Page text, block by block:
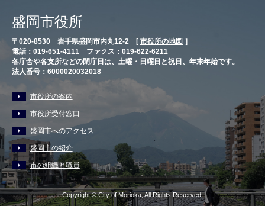
盛岡市役所
〒020-8530 岩手県盛岡市内丸12-2 [ 市役所の地図 ］
電話：019-651-4111 ファクス：019-622-6211
各庁舎や各支所などの閉庁日は、土曜・日曜日と祝日、年末年始です。
法人番号：6000020032018
市役所の案内
市役所受付窓口
盛岡市へのアクセス
盛岡市の紹介
市の組織と職員
Copyright © City of Morioka, All Rights Reserved.